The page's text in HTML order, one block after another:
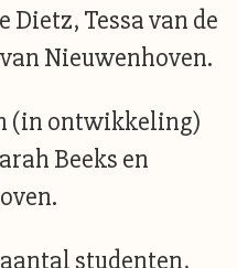
Tessa van de
Nieuwenhoven.
(in ontwikkeling)
Beeks en
studenten,